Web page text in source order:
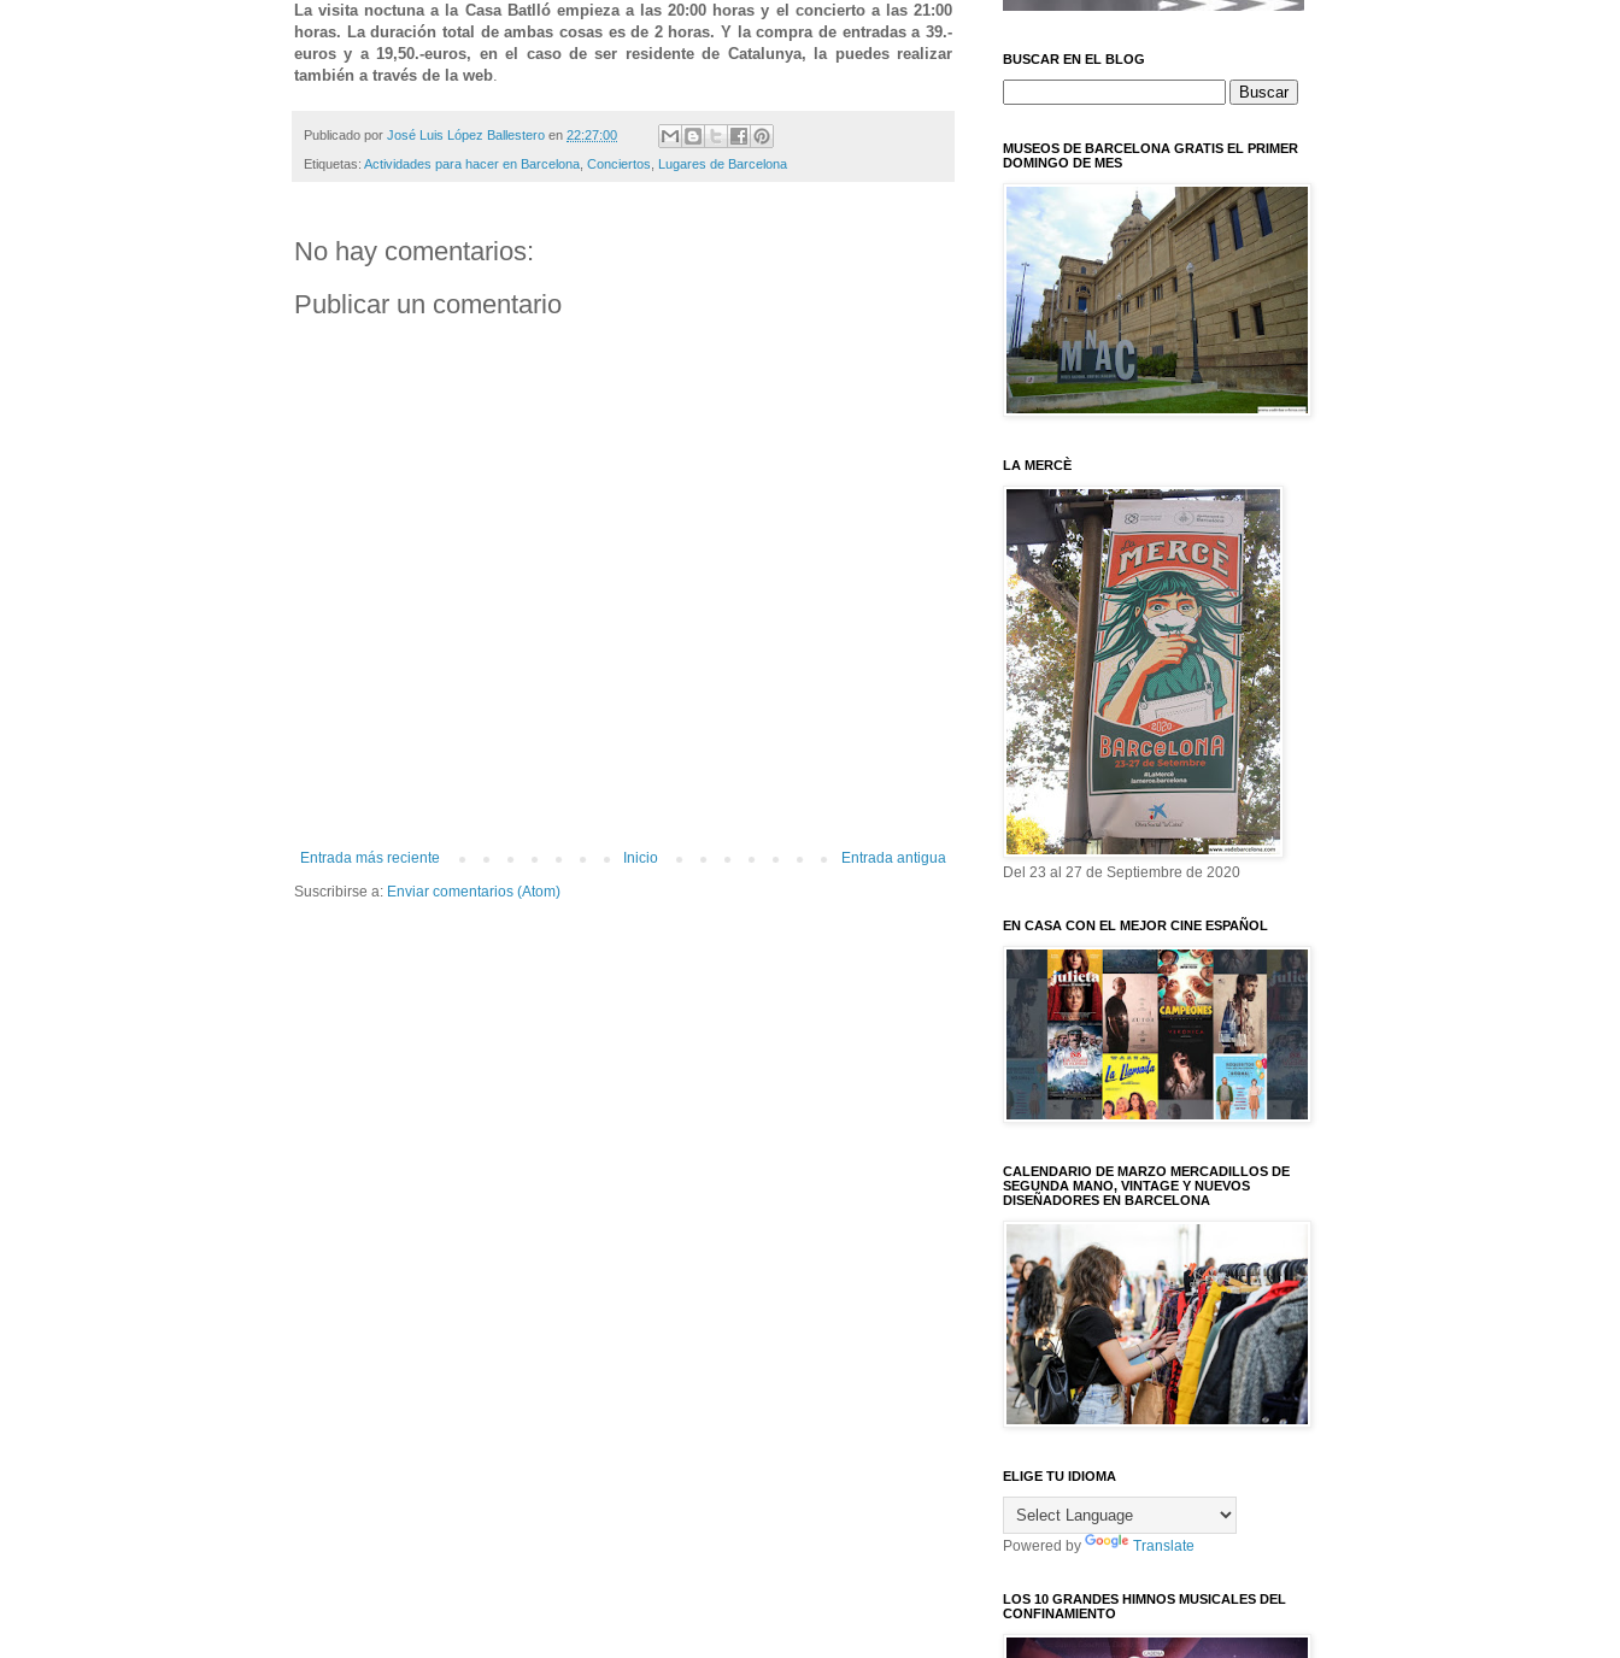
La visita noctuna a la Casa Batlló empieza a las 20:00 horas y el concierto a las 21:00
horas. La duración total de ambas cosas es de 2 horas. Y la compra de entradas a 39.-
euros y a 19,50.-euros, en el caso de ser residente de Catalunya, la puedes realizar
también a través de la web.
Publicado por José Luis López Ballestero en 22:27:00
Etiquetas: Actividades para hacer en Barcelona Conciertos Lugares de Barcelona
No hay comentarios:
Publicar un comentario
Entrada más reciente Entrada antigua
Inicio
Suscribirse a: Enviar comentarios (Atom)
BUSCAR EN EL BLOG
MUSEOS DE BARCELONA GRATIS EL PRIMER
DOMINGO DE MES
LA MERCÈ
Del 23 al 27 de Septiembre de 2020
EN CASA CON EL MEJOR CINE ESPAÑOL
CALENDARIO DE MARZO MERCADILLOS DE
SEGUNDA MANO, VINTAGE Y NUEVOS
DISEÑADORES EN BARCELONA
ELIGE TU IDIOMA
Powered by Translate
LOS 10 GRANDES HIMNOS MUSICALES DEL
CONFINAMIENTO